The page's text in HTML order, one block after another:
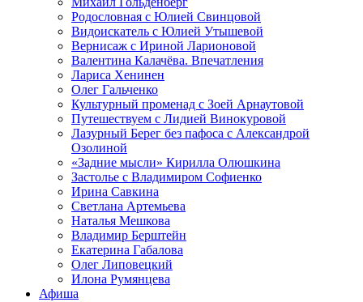
Родословная с Юлией Свинцовой
Видоискатель с Юлией Утышевой
Вернисаж с Ириной Ларионовой
Валентина Калачёва. Впечатления
Лариса Хенинен
Олег Гальченко
Культурный променад с Зоей Арнаутовой
Путешествуем с Лидией Винокуровой
Лазурный Берег без пафоса с Александрой
Озолиной
«Задние мысли» Кирилла Олюшкина
Застолье с Владимиром Софиенко
Ирина Савкина
Светлана Артемьева
Наталья Мешкова
Владимир Берштейн
Екатерина Габалова
Олег Липовецкий
Илона Румянцева
Афиша